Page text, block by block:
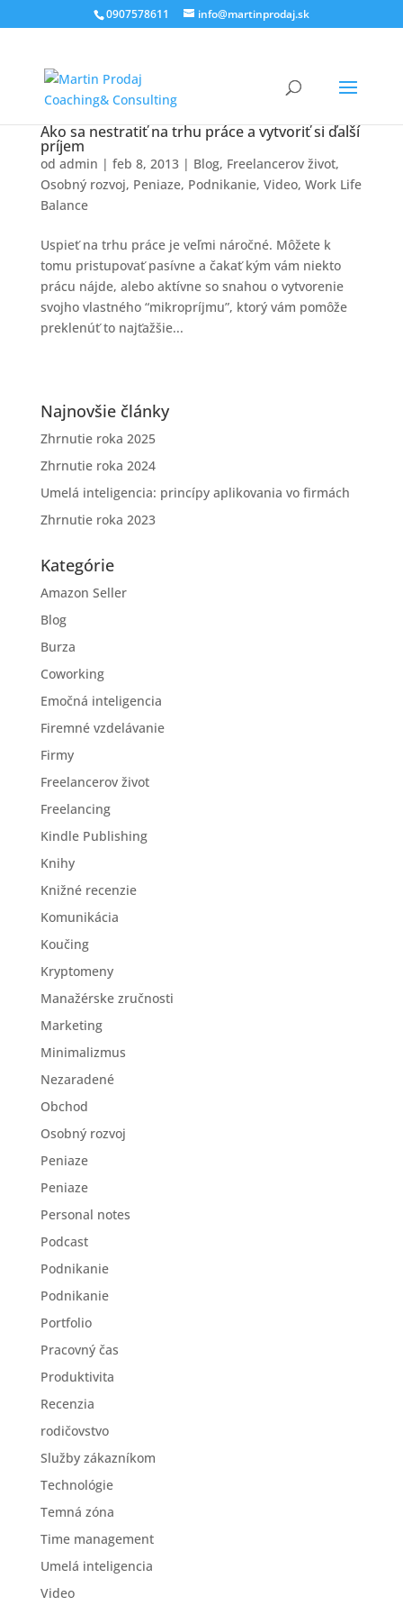
0907578611 info@martinprodaj.sk
Ako sa nestratiť na trhu práce a vytvoriť si ďalší
príjem
od admin | feb 8, 2013| Blog, Freelancerov život,
Osobný rozvoj, Peniaze, Podnikanie, Video, Work Life
Balance
Uspieť na trhu práce je veľmi náročné. Môžete k
tomu pristupovať pasívne a čakať kým vám niekto
prácu nájde, alebo aktívne so snahou o vytvorenie
svojho vlastného “mikropríjmu”, ktorý vám pomôže
preklenúť to najťažšie...
Najnovšie články
Zhrnutie roka 2025
Zhrnutie roka 2024
Umelá inteligencia: princípy aplikovania vo firmách
Zhrnutie roka 2023
Kategórie
Amazon Seller
Blog
Burza
Coworking
Emočná inteligencia
Firemné vzdelávanie
Firmy
Freelancerov život
Freelancing
Kindle Publishing
Knihy
Knižné recenzie
Komunikácia
Koučing
Kryptomeny
Manažérske zručnosti
Marketing
Minimalizmus
Nezaradené
Obchod
Osobný rozvoj
Peniaze
Peniaze
Personal notes
Podcast
Podnikanie
Podnikanie
Portfolio
Pracovný čas
Produktivita
Recenzia
rodičovstvo
Služby zákazníkom
Technológie
Temná zóna
Time management
Umelá inteligencia
Video